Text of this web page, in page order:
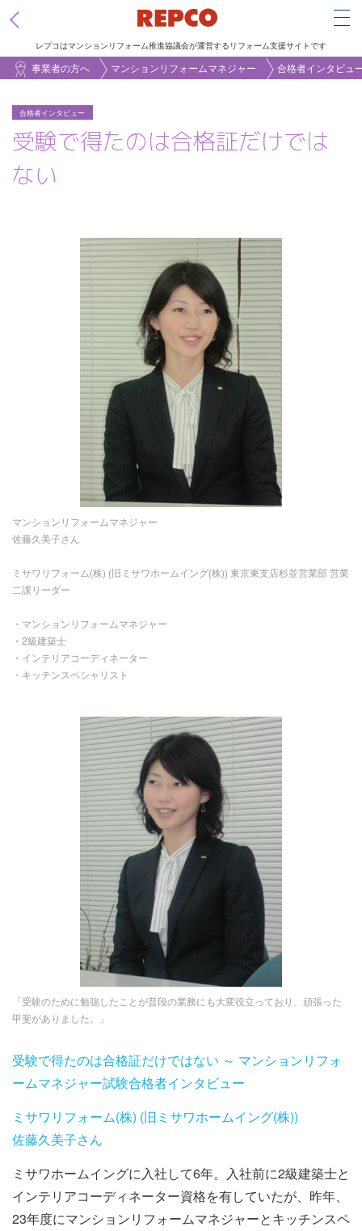
レプコはマンションリフォーム推進協議会が運営するリフォーム支援サイトです
事業者の方へ マンションリフォームマネジャー 合格者インタビュ
合格者インタビュー
受験で得たのは合格証だけでは
ない
マンションリフォームマネジャー
佐藤久美子さん
ミサワリフォーム(株) (旧ミサワホームイング(株)) 東京東支店杉並営業部 営業
二課リーダー
・マンションリフォームマネジャー
・2級建築士
・インテリアコーディネーター
・キッチンスペシャリスト
「受験のために勉強したことが普段の業務にも大変役立っており、頑張った
甲斐がありました。」
受験で得たのは合格証だけではない ～ マンションリフォ
ームマネジャー試験合格者インタビュー
ミサワリフォーム(株) (旧ミサワホームイング(株))
佐藤久美子さん
ミサワホームイングに入社して6年。入社前に2級建築士と
インテリアコーディネーター資格を有していたが、昨年、
23年度にマンションリフォームマネジャーとキッチンスペ